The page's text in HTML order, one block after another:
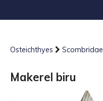
Osteichthyes Scombridae
Makerel biru